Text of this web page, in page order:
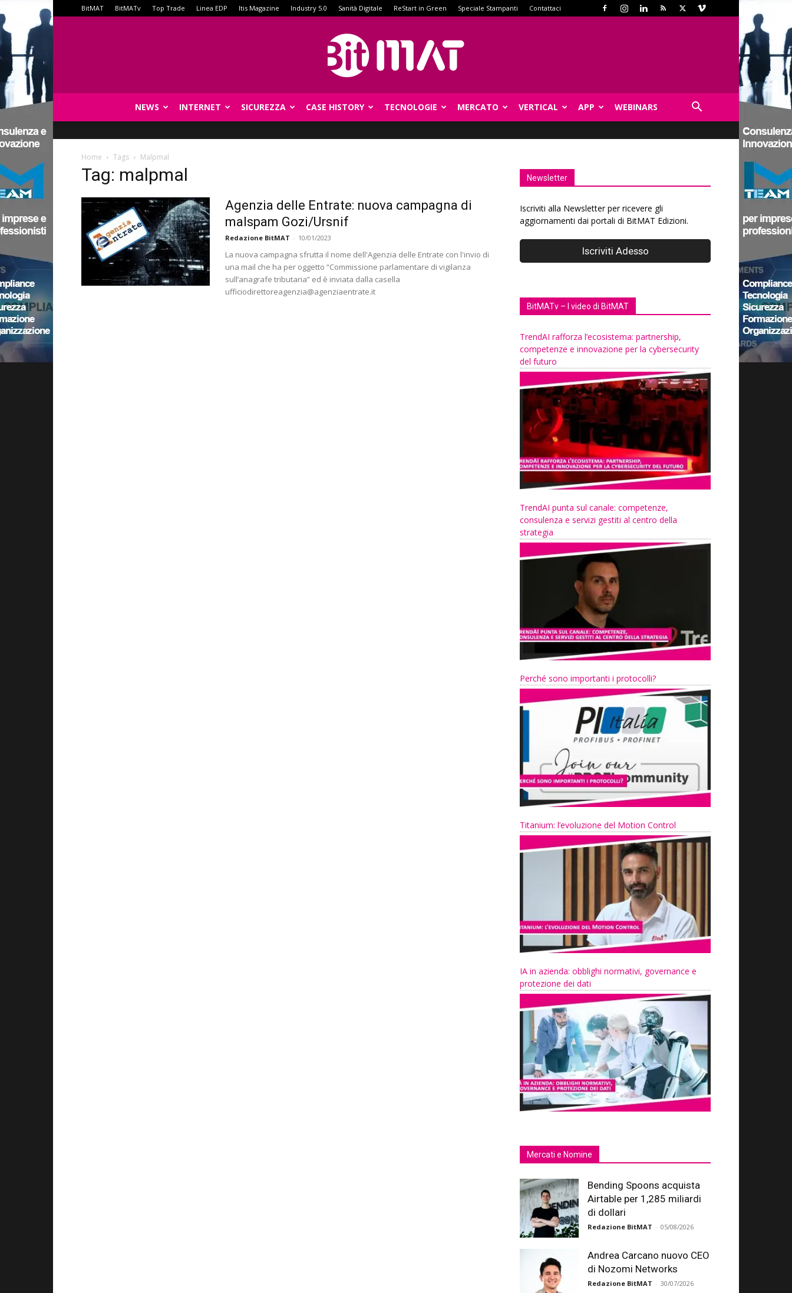
BitMAT BitMATv Top Trade Linea EDP Itis Magazine Industry 5.0 Sanità Digitale ReStart in Green Speciale Stampanti Contattaci
NEWS INTERNET SICUREZZA CASE HISTORY TECNOLOGIE MERCATO VERTICAL APP WEBINARS
Home Tags Malpmal
Tag: malpmal
Agenzia delle Entrate: nuova campagna di
malspam Gozi/Ursnif
Redazione BitMAT - 10/01/2023
La nuova campagna sfrutta il nome dell'Agenzia delle Entrate con l'invio di
una mail che ha per oggetto “Commissione parlamentare di vigilanza
sull’anagrafe tributaria” ed è inviata dalla casella
ufficiodirettoreagenzia@agenziaentrate.it
Newsletter
Iscriviti alla Newsletter per ricevere gli
aggiornamenti dai portali di BitMAT Edizioni.
BitMATv – I video di BitMAT
TrendAI rafforza l’ecosistema: partnership,
competenze e innovazione per la cybersecurity
del futuro
TrendAI punta sul canale: competenze,
consulenza e servizi gestiti al centro della
strategia
Perché sono importanti i protocolli?
Titanium: l’evoluzione del Motion Control
IA in azienda: obblighi normativi, governance e
protezione dei dati
Mercati e Nomine
Bending Spoons acquista
Airtable per 1,285 miliardi
di dollari
Redazione BitMAT - 05/08/2026
Andrea Carcano nuovo CEO
di Nozomi Networks
Redazione BitMAT - 30/07/2026